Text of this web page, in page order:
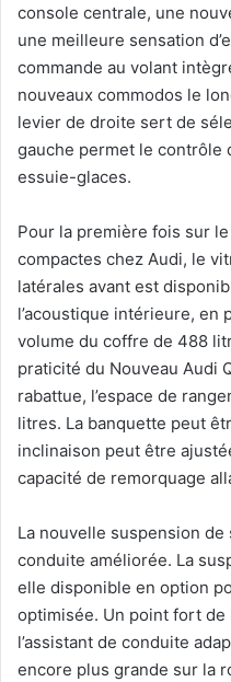
console centrale, une
une meilleure sensation
commande au volant
nouveaux commodos le
levier de droite sert de
gauche permet le contrôle
essuie-glaces.
Pour la première fois sur
compactes chez Audi, le
latérales avant est
l’acoustique intérieure, en
volume du coffre de 488
praticité du Nouveau Audi
rabattue, l’espace de
litres. La banquette peut
inclinaison peut être
capacité de remorquage
La nouvelle suspension
conduite améliorée. La
elle disponible en option
optimisée. Un point fort de
l’assistant de conduite
encore plus grande sur la